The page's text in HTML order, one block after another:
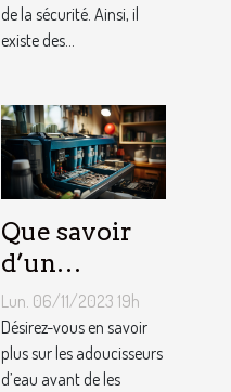
de la sécurité. Ainsi, il
existe des...
Que savoir
d’un
adoucisseur
d’eau ?
Lun. 06/11/2023 19h
Désirez-vous en savoir
plus sur les adoucisseurs
d’eau avant de les